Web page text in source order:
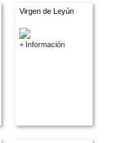
Virgen de Leyún
+ Información